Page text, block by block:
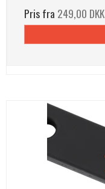
Pris fra 249,00 DKK